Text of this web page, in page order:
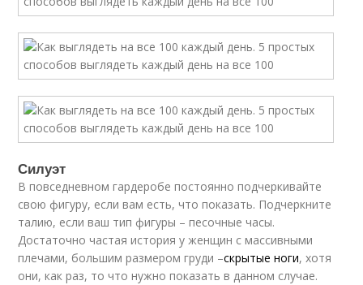
Силуэт
В повседневном гардеробе постоянно подчеркивайте
свою фигуру, если вам есть, что показать. Подчеркните
талию, если ваш тип фигуры – песочные часы.
Достаточно частая история у женщин с массивными
плечами, большим размером груди –скрытые ноги, хотя
они, как раз, то что нужно показать в данном случае.